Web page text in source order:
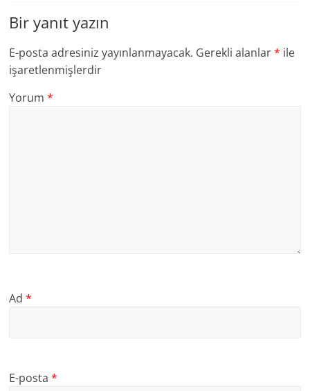
Bir yanıt yazın
E-posta adresiniz yayınlanmayacak. Gerekli alanlar* ile
işaretlenmişlerdir
Yorum*
Ad*
E-posta*